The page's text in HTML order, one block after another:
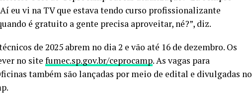
eu vi na TV que estava tendo curso profissionalizante
é gratuito a gente precisa aproveitar, né?”, diz.
de 2025 abrem no dia 2 e vão até 16 de dezembro. Os
no site fumec.sp.gov.br/ceprocamp. As vagas para
também são lançadas por meio de edital e divulgadas no